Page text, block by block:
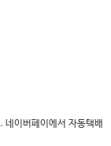
이버페이에서 자동택배